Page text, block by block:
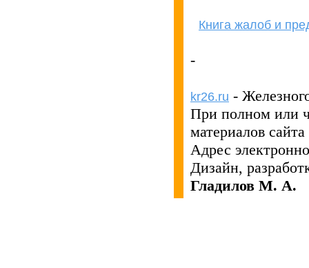
Книга жалоб и
-
kr26.ru -
При полном или
материалов
Адрес
Дизайн,
Гладилов М. А.